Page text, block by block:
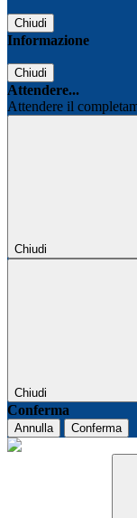
Chiudi
Informazione
Chiudi
Attendere...
Attendere il
Chiudi
Chiudi
Conferma
Annulla Conferma